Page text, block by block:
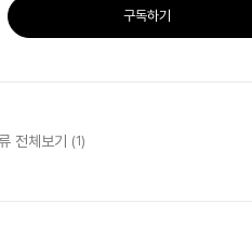
구독하기
전체보기 (1)